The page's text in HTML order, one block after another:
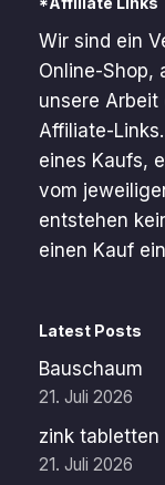
Wir sind ein
Online-Shop,
unsere
Affiliate-
eines Kaufs,
vom
entstehen
einen Kauf
Latest Posts
Bauschaum
21. Juli 2026
zink tabletten
21. Juli 2026